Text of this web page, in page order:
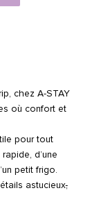
chez A-STAY
où confort et
pour tout
d’une
petit frigo.
astucieux,